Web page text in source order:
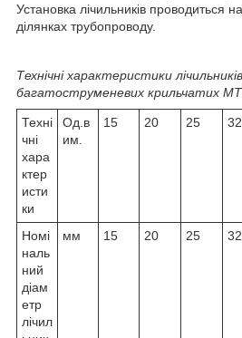
Установка лічильників проводиться
ділянках трубопроводу.
Технічні характеристики
багатоструменевих крильчатих
Техні
чні
хара
ктер
исти
ки
Од.в
им.
15 20 25 32
Номі
наль
ний
діам
етр
лічил
мм 15 20 25 32